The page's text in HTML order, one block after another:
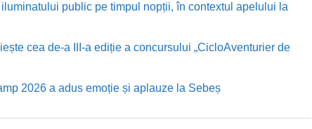
public pe timpul nopții, în contextul apelului la
cea de-a III-a ediție a concursului „CicloAventurier de
2026 a adus emoție și aplauze la Sebeș